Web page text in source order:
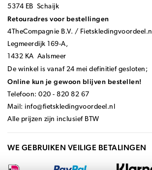
5374 EB Schaijk
Retouradres voor bestellingen
4TheCompagnie B.V. / Fietskledingvoordeel.nl
Legmeerdijk 169-A,
1432 KA Aalsmeer
De winkel is vanaf 24 mei definitief gesloten;
Online kun je gewoon blijven bestellen!
Telefoon: 020 - 820 82 67
Mail: info@fietskledingvoordeel.nl
Alle prijzen zijn inclusief BTW
WE GEBRUIKEN VEILIGE BETALINGEN